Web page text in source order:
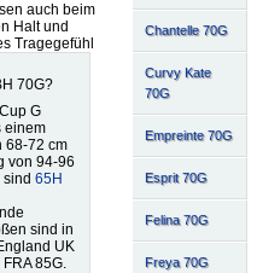
Chantelle 70G
Curvy Kate
70G
Empreinte 70G
Esprit 70G
Felina 70G
Freya 70G
auch beim
Halt und
Tragegefühl
70G?
G
einem
68-72 cm
von 94-96
sind 65H
sind in
UK
85G.